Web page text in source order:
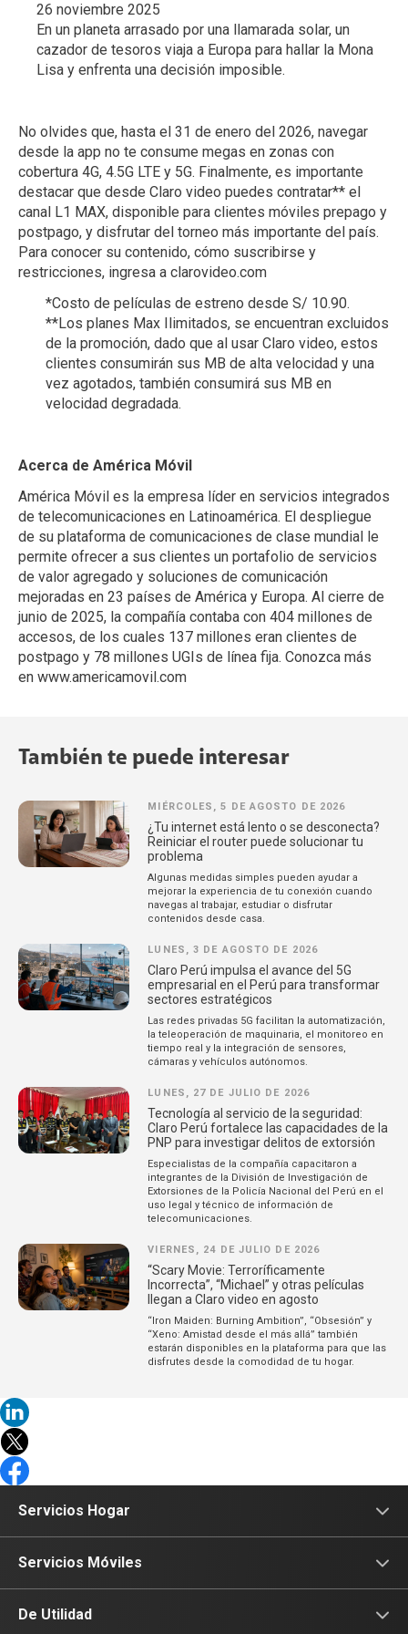
26 noviembre 2025
En un planeta arrasado por una llamarada solar, un
cazador de tesoros viaja a Europa para hallar la Mona
Lisa y enfrenta una decisión imposible.
No olvides que, hasta el 31 de enero del 2026, navegar
desde la app no te consume megas en zonas con
cobertura 4G, 4.5G LTE y 5G. Finalmente, es importante
destacar que desde Claro video puedes contratar** el
canal L1 MAX, disponible para clientes móviles prepago y
postpago, y disfrutar del torneo más importante del país.
Para conocer su contenido, cómo suscribirse y
restricciones, ingresa a clarovideo.com
*Costo de películas de estreno desde S/ 10.90.
**Los planes Max Ilimitados, se encuentran excluidos
de la promoción, dado que al usar Claro video, estos
clientes consumirán sus MB de alta velocidad y una
vez agotados, también consumirá sus MB en
velocidad degradada.
Acerca de América Móvil
América Móvil es la empresa líder en servicios integrados
de telecomunicaciones en Latinoamérica. El despliegue
de su plataforma de comunicaciones de clase mundial le
permite ofrecer a sus clientes un portafolio de servicios
de valor agregado y soluciones de comunicación
mejoradas en 23 países de América y Europa. Al cierre de
junio de 2025, la compañía contaba con 404 millones de
accesos, de los cuales 137 millones eran clientes de
postpago y 78 millones UGIs de línea fija. Conozca más
en www.americamovil.com
También te puede interesar
MIÉRCOLES, 5 DE AGOSTO DE 2026
¿Tu internet está lento o se desconecta?
Reiniciar el router puede solucionar tu
problema
Algunas medidas simples pueden ayudar a
mejorar la experiencia de tu conexión cuando
navegas al trabajar, estudiar o disfrutar
contenidos desde casa.
LUNES, 3 DE AGOSTO DE 2026
Claro Perú impulsa el avance del 5G
empresarial en el Perú para transformar
sectores estratégicos
Las redes privadas 5G facilitan la automatización,
la teleoperación de maquinaria, el monitoreo en
tiempo real y la integración de sensores,
cámaras y vehículos autónomos.
LUNES, 27 DE JULIO DE 2026
Tecnología al servicio de la seguridad:
Claro Perú fortalece las capacidades de la
PNP para investigar delitos de extorsión
Especialistas de la compañía capacitaron a
integrantes de la División de Investigación de
Extorsiones de la Policía Nacional del Perú en el
uso legal y técnico de información de
telecomunicaciones.
VIERNES, 24 DE JULIO DE 2026
“Scary Movie: Terroríficamente
Incorrecta”, “Michael” y otras películas
llegan a Claro video en agosto
“Iron Maiden: Burning Ambition”, “Obsesión” y
“Xeno: Amistad desde el más allá” también
estarán disponibles en la plataforma para que las
disfrutes desde la comodidad de tu hogar.
Servicios Hogar
Internet
Fibra Óptica
Servicios Móviles
Prepago
De Utilidad